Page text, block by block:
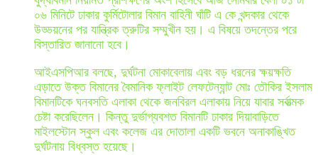
০৬ মিনিটে ঢাকার কুর্মিটোলার বিমান বাহিনী ঘাঁটি এ কে খন্দকার থেকে
উড্ডয়নের পর যান্ত্রিক ত্রুটির সম্মুখীন হয়। এ বিষয়ে তদন্তের পরে
বিস্তারিত জানানো হবে।
আইএসপিআর বলছে, দুর্ঘটনা মোকাবেলায় এবং বড় ধরনের ক্ষয়ক্ষতি
এড়াতে উক্ত বিমানের বৈমানিক ফ্লাইট লেফটেন্যান্ট মোঃ তৌকির ইসলাম
বিমানটিকে ঘনবসতি এলাকা থেকে জনবিরল এলাকায় নিয়ে যাবার সর্বাত্মক
চেষ্টা করেছিলেন। কিন্তু দুর্ভাগ্যবশত বিমানটি ঢাকার দিয়াবাড়িতে
মাইলস্টোন স্কুল এবং কলেজ এর দোতালা একটি ভবনে অনাকাঙ্খিত
দুর্ঘটনায় বিধ্বস্ত হয়েছে।